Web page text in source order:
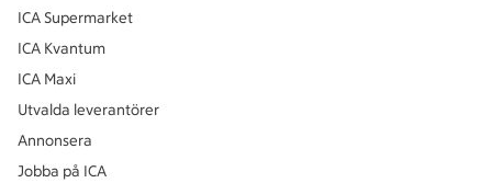
ICA Supermarket
ICA Kvantum
ICA Maxi
Utvalda leverantörer
Annonsera
Jobba på ICA